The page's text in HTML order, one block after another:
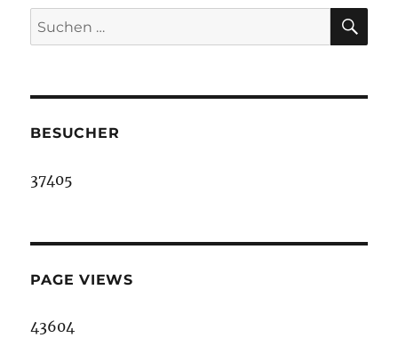
ESC
flashen
Suche
nach:
BESUCHER
37405
PAGE VIEWS
43604